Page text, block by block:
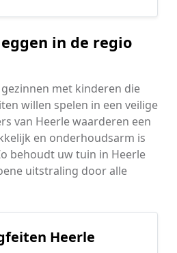
in de regio
met kinderen die
willen spelen in een veilige
van Heerle waarderen een
en onderhoudsarm is
behoudt uw tuin in Heerle
uitstraling door alle
Heerle